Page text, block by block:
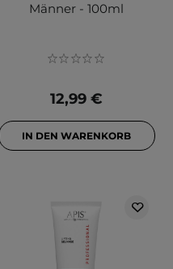
Männer - 100ml
12,99 €
IN DEN WARENKORB